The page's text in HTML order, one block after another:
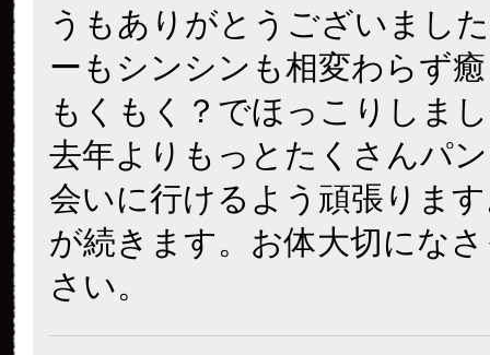
うもありがとうございまし
ーもシンシンも相変わらず
もくもく？でほっこりしま
去年よりもっとたくさんパ
会いに行けるよう頑張りま
が続きます。お体大切にな
さい。